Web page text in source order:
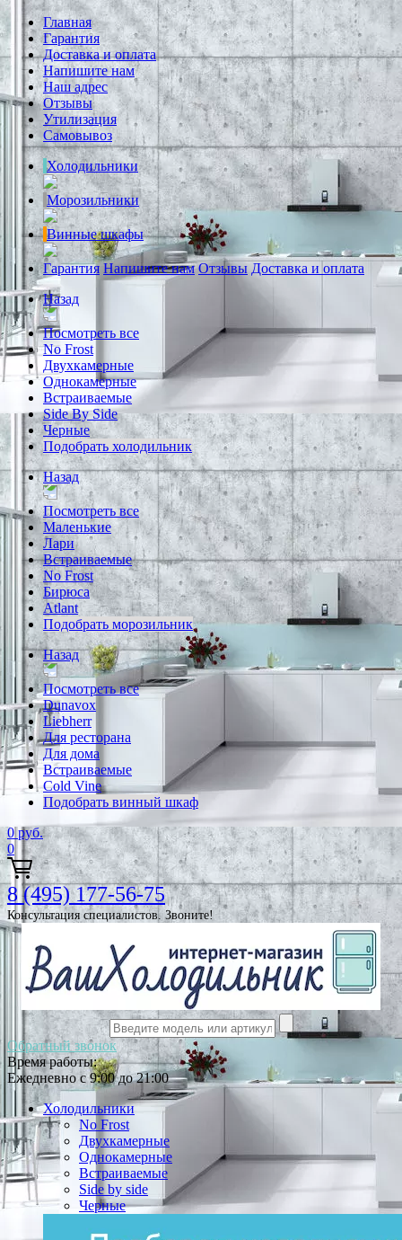
Главная
Гарантия
Доставка и оплата
Напишите нам
Наш адрес
Отзывы
Утилизация
Самовывоз
Холодильники
Морозильники
Винные шкафы
Гарантия Напишите нам Отзывы Доставка и оплата
Назад
Посмотреть все
No Frost
Двухкамерные
Однокамерные
Встраиваемые
Side By Side
Черные
Подобрать холодильник
Назад
Посмотреть все
Маленькие
Лари
Встраиваемые
No Frost
Бирюса
Atlant
Подобрать морозильник
Назад
Посмотреть все
Dunavox
Liebherr
Для ресторана
Для дома
Встраиваемые
Cold Vine
Подобрать винный шкаф
0 руб.
0
8 (495) 177-56-75
Консультация специалистов. Звоните!
Обратный звонок
Время работы:
Ежедневно с 9:00 до 21:00
Холодильники
No Frost
Двухкамерные
Однокамерные
Встраиваемые
Side by side
Черные